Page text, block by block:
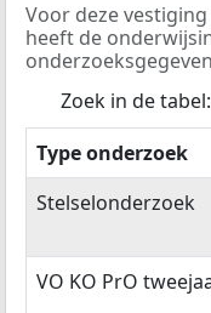
Voor deze
heeft de
Zoek in de tabel:
Type onderzoek
Type onderzoek
Stelselonderzoek
VO KO PrO